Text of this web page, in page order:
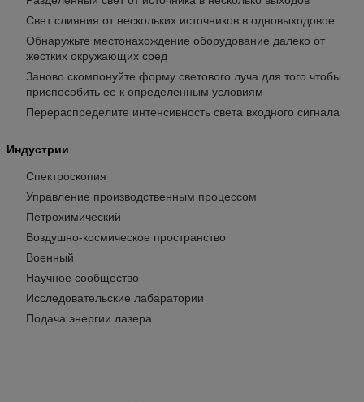
Свет слияния от нескольких источников в одновыходовое
Обнаружьте местонахождение оборудование далеко от
жестких окружающих сред
Заново скомпонуйте форму светового луча для того чтобы
приспособить ее к определенным условиям
Перераспределите интенсивность света входного сигнала
Индустрии
Спектроскопия
Управление производственным процессом
Петрохимический
Воздушно-космическое пространство
Военный
Научное сообщество
Исследовательские лабаратории
Подача энергии лазера